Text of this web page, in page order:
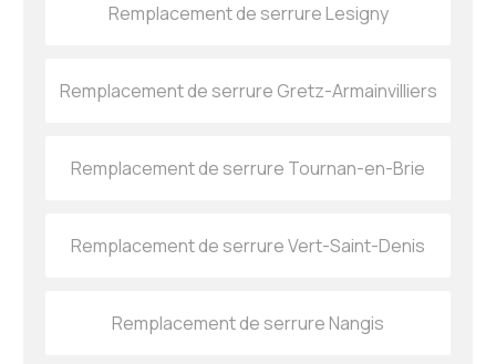
Remplacement de serrure Lesigny
Remplacement de serrure Gretz-Armainvilliers
Remplacement de serrure Tournan-en-Brie
Remplacement de serrure Vert-Saint-Denis
Remplacement de serrure Nangis